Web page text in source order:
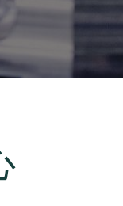
真空止回阀
快关 / 束流阻
真空全金属阀
半导体无尘系统